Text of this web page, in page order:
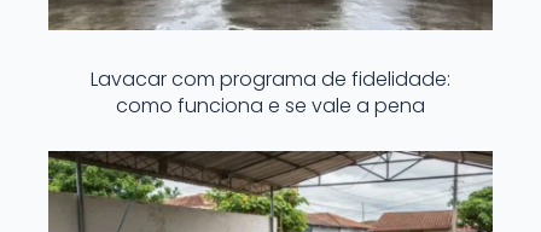
Lavacar com programa de fidelidade:
como funciona e se vale a pena